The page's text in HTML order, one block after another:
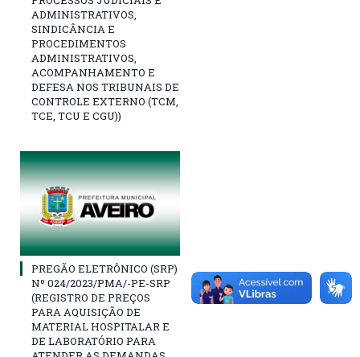
ADMINISTRATIVOS,
SINDICÂNCIA E
PROCEDIMENTOS
ADMINISTRATIVOS,
ACOMPANHAMENTO E
DEFESA NOS TRIBUNAIS DE
CONTROLE EXTERNO (TCM,
TCE, TCU E CGU))
PREGÃO ELETRÔNICO (SRP)
Nº 024/2023/PMA/-PE-SRP
(REGISTRO DE PREÇOS
PARA AQUISIÇÃO DE
MATERIAL HOSPITALAR E
DE LABORATÓRIO PARA